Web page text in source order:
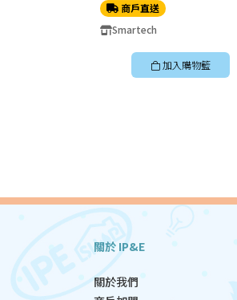
商戶直送
Smartech
加入購物籃
關於 IP&E
關於我們